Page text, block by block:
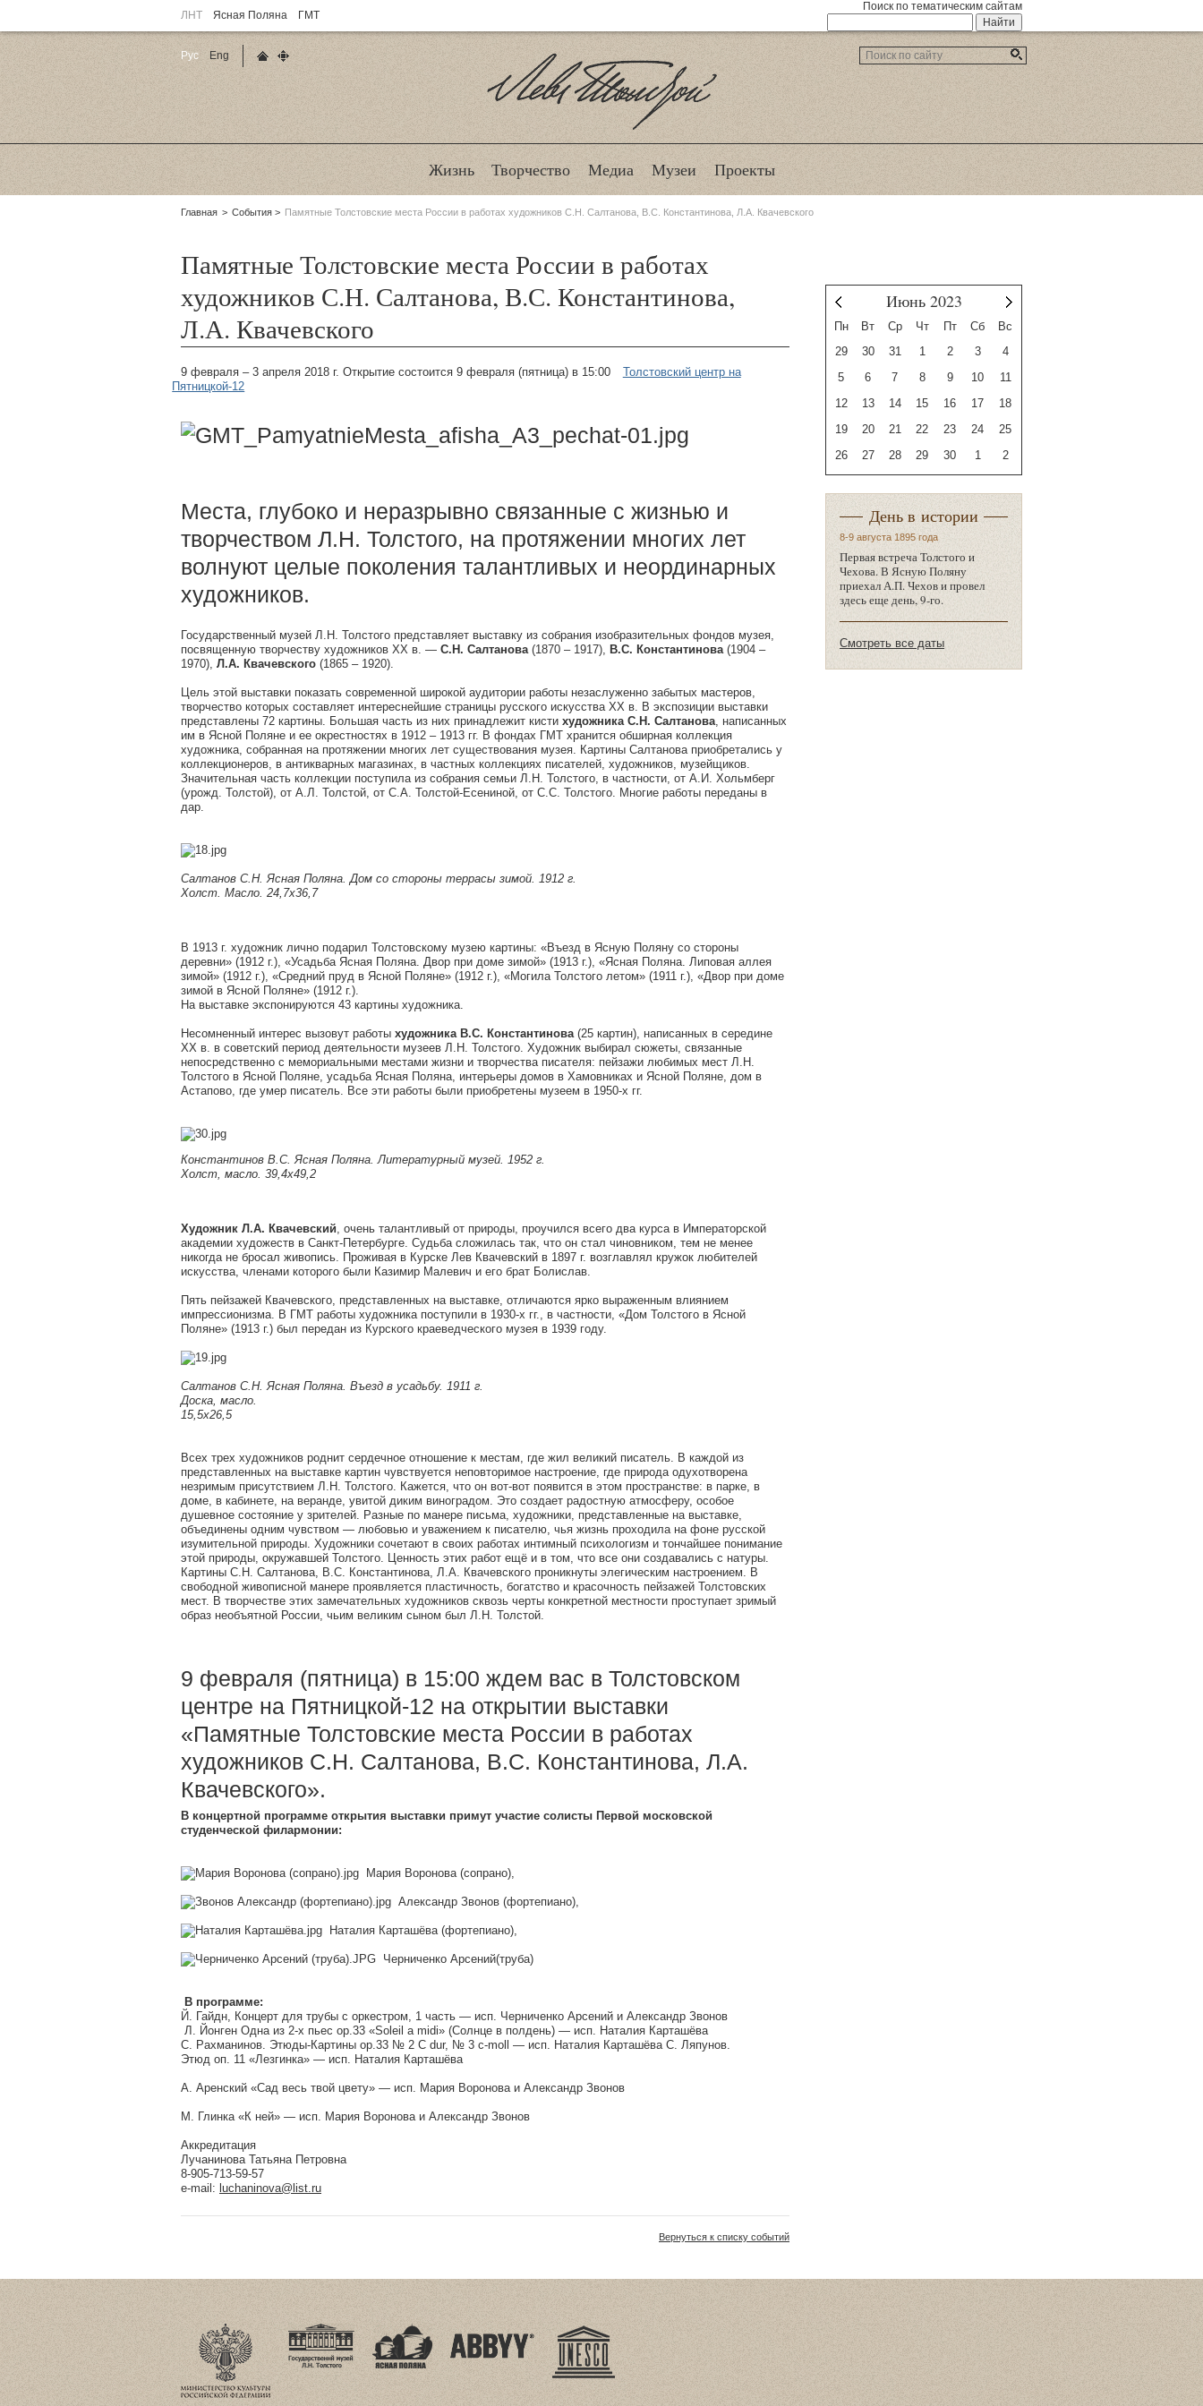
ЛНТ Ясная Поляна ГМТ
Поиск по тематическим сайтам
Лев Толстой
Жизнь Творчество Медиа Музеи Проекты
Родительские
Главная События Памятные Толстовские места России в работах художников С.Н. Салтанова, В.С. Константинова, Л.А. Квачевского
Памятные Толстовские места России в работах
художников С.Н. Салтанова, В.С. Константинова,
Л.А. Квачевского
9 февраля – 3 апреля 2018 г. Открытие состоится 9 февраля (пятница) в 15:00
Толстовский центр на
Пятницкой-12
Места, глубоко и неразрывно связанные с жизнью и
творчеством Л.Н. Толстого, на протяжении многих лет
волнуют целые поколения талантливых и неординарных
художников.
Государственный музей Л.Н. Толстого представляет выставку из собрания изобразительных фондов музея,
посвященную творчеству художников XX в. — С.Н. Салтанова (1870 – 1917), В.С. Константинова (1904 –
1970), Л.А. Квачевского (1865 – 1920).
Цель этой выставки показать современной широкой аудитории работы незаслуженно забытых мастеров,
творчество которых составляет интереснейшие страницы русского искусства XX в. В экспозиции выставки
представлены 72 картины. Большая часть из них принадлежит кисти художника С.Н. Салтанова , написанных
им в Ясной Поляне и ее окрестностях в 1912 – 1913 гг. В фондах ГМТ хранится обширная коллекция
художника, собранная на протяжении многих лет существования музея. Картины Салтанова приобретались у
коллекционеров, в антикварных магазинах, в частных коллекциях писателей, художников, музейщиков.
Значительная часть коллекции поступила из собрания семьи Л.Н. Толстого, в частности, от А.И. Хольмберг
(урожд. Толстой), от А.Л. Толстой, от С.А. Толстой-Есениной, от С.С. Толстого. Многие работы переданы в
дар.
Салтанов С.Н. Ясная Поляна. Дом со стороны террасы зимой. 1912 г.
Холст. Масло. 24,7х36,7
В 1913 г. художник лично подарил Толстовскому музею картины: «Въезд в Ясную Поляну со стороны
деревни» (1912 г.), «Усадьба Ясная Поляна. Двор при доме зимой» (1913 г.), «Ясная Поляна. Липовая аллея
зимой» (1912 г.), «Средний пруд в Ясной Поляне» (1912 г.), «Могила Толстого летом» (1911 г.), «Двор при доме
зимой в Ясной Поляне» (1912 г.).
На выставке экспонируются 43 картины художника.
Несомненный интерес вызовут работы художника В.С. Константинова (25 картин), написанных в середине
XX в. в советский период деятельности музеев Л.Н. Толстого. Художник выбирал сюжеты, связанные
непосредственно с мемориальными местами жизни и творчества писателя: пейзажи любимых мест Л.Н.
Толстого в Ясной Поляне, усадьба Ясная Поляна, интерьеры домов в Хамовниках и Ясной Поляне, дом в
Астапово, где умер писатель. Все эти работы были приобретены музеем в 1950-х гг.
Константинов В.С. Ясная Поляна. Литературный музей. 1952 г.
Холст, масло. 39,4х49,2
Художник Л.А. Квачевский , очень талантливый от природы, проучился всего два курса в Императорской
академии художеств в Санкт-Петербурге. Судьба сложилась так, что он стал чиновником, тем не менее
никогда не бросал живопись. Проживая в Курске Лев Квачевский в 1897 г. возглавлял кружок любителей
искусства, членами которого были Казимир Малевич и его брат Болислав.
Пять пейзажей Квачевского, представленных на выставке, отличаются ярко выраженным влиянием
импрессионизма. В ГМТ работы художника поступили в 1930-х гг., в частности, «Дом Толстого в Ясной
Поляне» (1913 г.) был передан из Курского краеведческого музея в 1939 году.
Салтанов С.Н. Ясная Поляна. Въезд в усадьбу. 1911 г.
Доска, масло.
15,5х26,5
Всех трех художников роднит сердечное отношение к местам, где жил великий писатель. В каждой из
представленных на выставке картин чувствуется неповторимое настроение, где природа одухотворена
незримым присутствием Л.Н. Толстого. Кажется, что он вот-вот появится в этом пространстве: в парке, в
доме, в кабинете, на веранде, увитой диким виноградом. Это создает радостную атмосферу, особое
душевное состояние у зрителей. Разные по манере письма, художники, представленные на выставке,
объединены одним чувством — любовью и уважением к писателю, чья жизнь проходила на фоне русской
изумительной природы. Художники сочетают в своих работах интимный психологизм и тончайшее понимание
этой природы, окружавшей Толстого. Ценность этих работ ещё и в том, что все они создавались с натуры.
Картины С.Н. Салтанова, В.С. Константинова, Л.А. Квачевского проникнуты элегическим настроением. В
свободной живописной манере проявляется пластичность, богатство и красочность пейзажей Толстовских
мест. В творчестве этих замечательных художников сквозь черты конкретной местности проступает зримый
образ необъятной России, чьим великим сыном был Л.Н. Толстой.
9 февраля (пятница) в 15:00 ждем вас в Толстовском
центре на Пятницкой-12 на открытии выставки
«Памятные Толстовские места России в работах
художников С.Н. Салтанова, В.С. Константинова, Л.А.
Квачевского».
В концертной программе открытия выставки примут участие солисты Первой московской
студенческой филармонии:
Мария Воронова (сопрано),
Александр Звонов (фортепиано),
Наталия Карташёва (фортепиано),
Черниченко Арсений(труба)
В программе:
Й. Гайдн, Концерт для трубы с оркестром, 1 часть — исп. Черниченко Арсений и Александр Звонов
Л. Йонген Одна из 2-х пьес op.33 «Soleil a midi» (Солнце в полдень) — исп. Наталия Карташёва
С. Рахманинов. Этюды-Картины ор.33 № 2 C dur, № 3 c-moll — исп. Наталия Карташёва С. Ляпунов.
Этюд оп. 11 «Лезгинка» — исп. Наталия Карташёва
А. Аренский «Сад весь твой цвету» — исп. Мария Воронова и Александр Звонов
М. Глинка «К ней» — исп. Мария Воронова и Александр Звонов
Аккредитация
Лучанинова Татьяна Петровна
8-905-713-59-57
e-mail: luchaninova@list.ru
Вернуться к списку событий
Июнь 2023
Пн Вт Ср Чт Пт Сб
Вс
29
30 31 1 2 3
4
5
6 7 8 9 10
11
12
13 14 15 16 17
18
19
20 21 22 23 24
25
26
27 28 29 30 1 2
День в истории
8-9 августа 1895 года
Первая встреча Толстого и
Чехова. В Ясную Поляну
приехал А.П. Чехов и провел
здесь еще день, 9-го.
Смотреть все даты
Рус
Eng